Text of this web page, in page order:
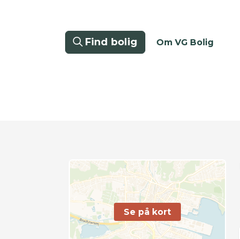
Find bolig Om VG Bolig
Se på kort